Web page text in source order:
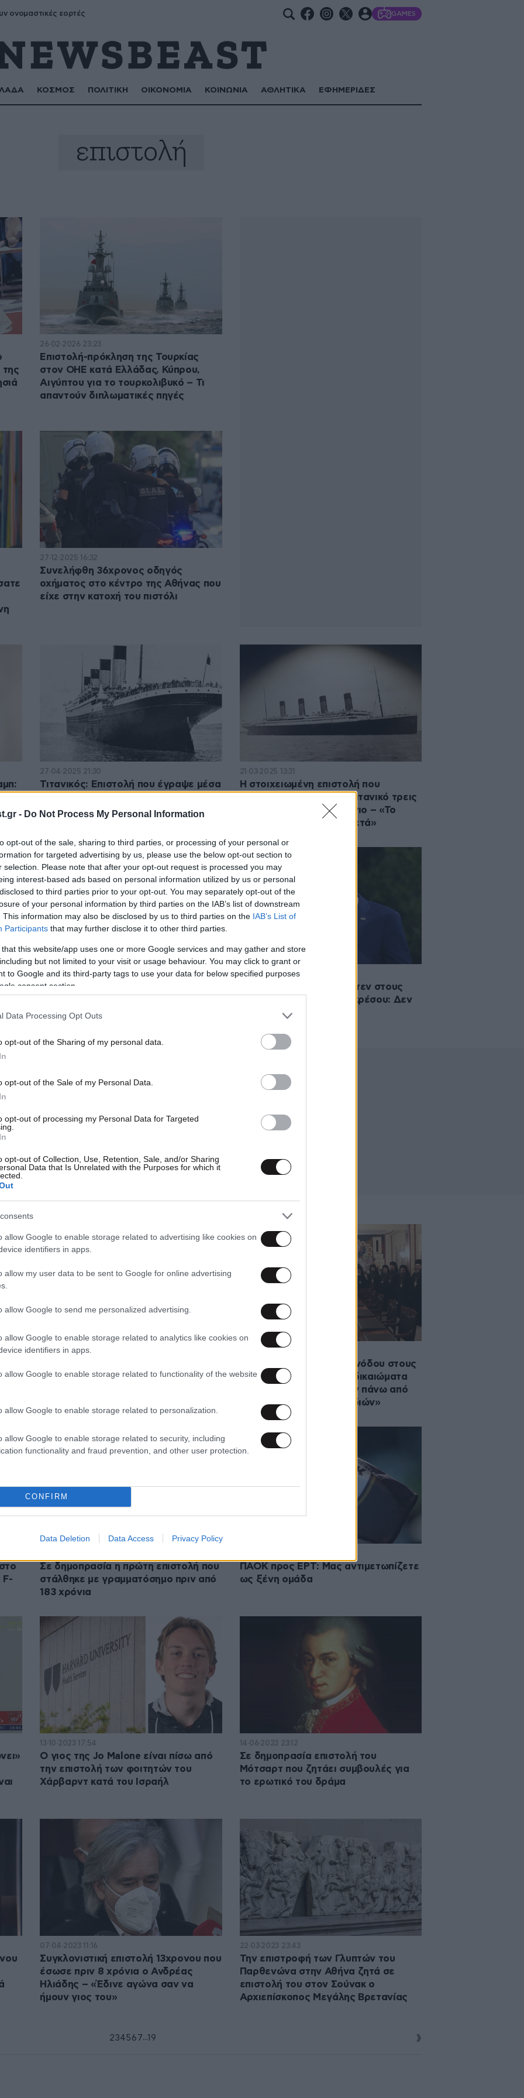
- Do Not Process My Personal Information
opt-out of the sale, sharing to third parties, or processing of your personal or
for targeted advertising by us, please use the below opt-out section to
selection. Please note that after your opt-out request is processed you may
interest-based ads based on personal information utilized by us or personal
to third parties prior to your opt-out. You may separately opt-out of the
of your personal information by third parties on the IAB’s list of downstream
This information may also be disclosed by us to third parties on the IAB’s List of
Participants that may further disclose it to other third parties.
that this website/app uses one or more Google services and may gather and store
but not limited to your visit or usage behaviour. You may click to grant or
to Google and its third-party tags to use your data for below specified purposes
consent section.
Data Processing Opt Outs
opt-out of the Sharing of my personal data.
opt-out of the Sale of my Personal Data.
opt-out of processing my Personal Data for Targeted
opt-out of Collection, Use, Retention, Sale, and/or Sharing
Data that Is Unrelated with the Purposes for which it
allow Google to enable storage related to advertising like cookies on
identifiers in apps.
allow my user data to be sent to Google for online advertising
allow Google to send me personalized advertising.
allow Google to enable storage related to analytics like cookies on
identifiers in apps.
allow Google to enable storage related to functionality of the website
allow Google to enable storage related to personalization.
allow Google to enable storage related to security, including
functionality and fraud prevention, and other user protection.
CONFIRM
Data Deletion Data Access Privacy Policy
ονομαστικές εορτές GAMES
ΚΟΣΜΟΣ ΠΟΛΙΤΙΚΗ ΟΙΚΟΝΟΜΙΑ ΚΟΙΝΩΝΙΑ ΑΘΛΗΤΙΚΑ ΕΦΗΜΕΡΙΔΕΣ
επιστολή
26·02·2026 23:23
Επιστολή-πρόκληση της Τουρκίας
στον ΟΗΕ κατά Ελλάδας, Κύπρου,
Αιγύπτου για το τουρκολιβυκό – Τι
απαντούν διπλωματικές πηγές
27·12·2025 16:32
Συνελήφθη 36χρονος οδηγός
οχήματος στο κέντρο της Αθήνας που
είχε στην κατοχή του πιστόλι
27·04·2025 21:30
Τιτανικός: Επιστολή που έγραψε μέσα
ναυαγίου πωλήθηκε σε δημοπρασία
21·03·2025 13:31
Η στοιχειωμένη επιστολή που
γράφτηκε επάνω στον Τιτανικό τρεις
μέρες πριν από το ναυάγιο – «Το
πλοίο ταλαντεύεται αρκετά»
24·09·2024 15:47
Ο Κώστας Λαλιώτης απαντά στο
«παρέα των Δολιανών»
08·07·2024 16:45
Επιστολή του Τζο Μπάιντεν στους
Δημοκρατικούς του Κογκρέσου: Δεν
αποσύρομαι
03·04·2024 19:38
εμπιστοσύνη που σου είχα» – Η
Η επιστολή της Ιεράς Συνόδου στους
βουλευτές: «Βάζετε τα δικαιώματα
ομοφυλόφιλων ενηλίκων πάνω από
τα συμφέροντα των παιδιών»
F-
Σε δημοπρασία η πρώτη επιστολή που
στάλθηκε με γραμματόσημο πριν από
183 χρόνια
ΠΑΟΚ προς ΕΡΤ: Μας αντιμετωπίζετε
ως ξένη ομάδα
13·10·2023 17:54
Ο γιος της Jo Malone είναι πίσω από
την επιστολή των φοιτητών του
Χάρβαρντ κατά του Ισραήλ
14·06·2023 23:12
Σε δημοπρασία επιστολή του
Μότσαρτ που ζητάει συμβουλές για
το ερωτικό του δράμα
07·04·2023 11:16
Συγκλονιστική επιστολή 13χρονου που
έσωσε πριν 8 χρόνια ο Ανδρέας
Ηλιάδης – «Έδινε αγώνα σαν να
ήμουν γιος του»
22·03·2023 23:43
Την επιστροφή των Γλυπτών του
Παρθενώνα στην Αθήνα ζητά σε
επιστολή του στον Σούνακ ο
Αρχιεπίσκοπος Μεγάλης Βρετανίας
234 5 6 7...19